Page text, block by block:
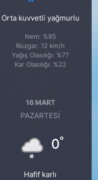
Orta kuvvetli yağmurlu
Nem: %85
Rüzgar: 12 km/h
Yağış Olasılığı: %77
Kar Olasılığı: %22
16 MART
PAZARTESI
0°
Hafif karlı